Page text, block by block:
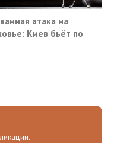
атака на
Киев бьёт по